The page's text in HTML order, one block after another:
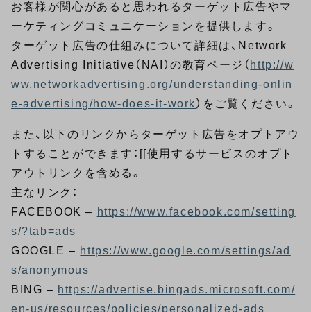
お客様が関心があると思われるターゲット広告やマ
ーケティングコミュニケーションを提供します。
ターゲット広告の仕組みについて詳細は、Network
Advertising Initiative（NAI）の教育ページ（ http://w
ww.networkadvertising.org/understanding-onlin
e-advertising/how-does-it-work ）をご覧ください。
また、以下のリンクからターゲット広告をオプトアウ
トすることができます：[[使用するサービスのオプト
アウトリンクを含める。
主なリンク：
FACEBOOK – https://www.facebook.com/setting
s/?tab=ads
GOOGLE – https://www.google.com/settings/ad
s/anonymous
BING – https://advertise.bingads.microsoft.com/
en-us/resources/policies/personalized-ads